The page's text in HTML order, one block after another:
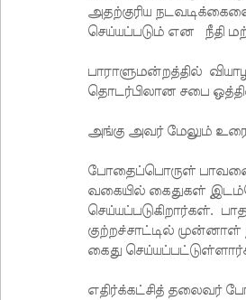
அதற்குரிய
செய்யப்படும் என நீதி
பாராளுமன்றத்தில்
தொடர்பிலான சபை
அங்கு அவர் மேலும்
போதைப்பொருள்
வகையில் கைதுகள்
செய்யப்படுகிறார்கள்.
குற்றச்சாட்டில் முன்னாள்
கைது
எதிர்க்கட்சித் தலைவர்